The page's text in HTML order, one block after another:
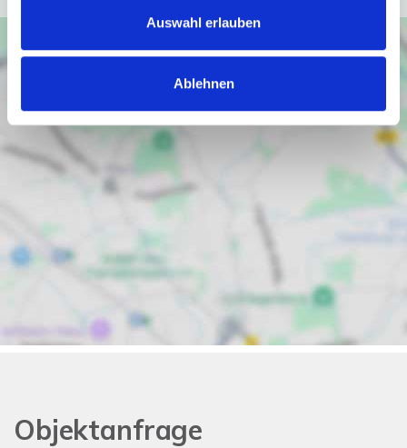
Auswahl erlauben
Ablehnen
Objektanfrage